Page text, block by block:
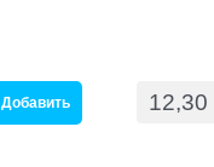
Добавить 12,30